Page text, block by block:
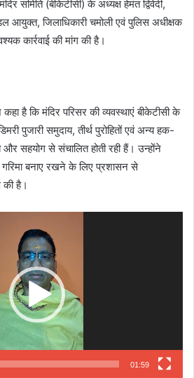
समिति (बीकेटीसी) के अध्यक्ष हेमंत द्विवेदी,
आयुक्त, जिलाधिकारी चमोली एवं पुलिस अधीक्षक
कार्रवाई की मांग की है।
है कि मंदिर परिसर की व्यवस्थाएं बीकेटीसी के
पुजारी समुदाय, तीर्थ पुरोहितों एवं अन्य हक-
सहयोग से संचालित होती रही हैं। उन्होंने
गरिमा बनाए रखने के लिए प्रशासन से
है।
01:59